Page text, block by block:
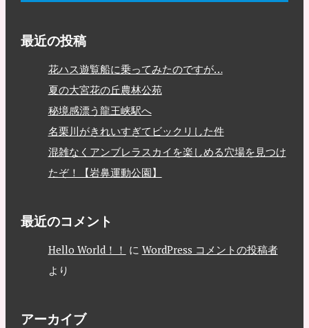
最近の投稿
花ハス遊覧船に乗ってみたのですが…
夏の大宮花の丘農林公苑
秘境感漂う龍王峡駅へ
名栗川がきれいすぎてビックリした件
混雑なくアンブレラスカイを楽しめる穴場を見つけ
たぞ！【岩鼻運動公園】
最近のコメント
Hello World！！ に WordPress コメントの投稿者
より
アーカイブ